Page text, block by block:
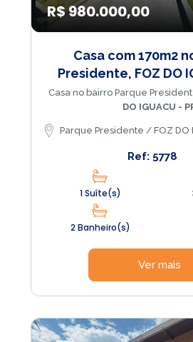
R$ 980.000,00
Casa com 170m2
Presidente, FOZ DO
Casa no bairro Parque
DO IGUACU -
Parque Presidente / FOZ DO
Ref: 5778
1 Suíte(s)
2 Banheiro(s)
Ver mais